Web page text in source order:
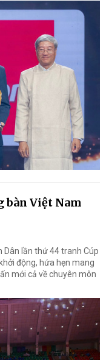
bàn Việt Nam
Dân lần thứ 44 tranh Cúp
động, hứa hẹn mang
mới cả về chuyên môn